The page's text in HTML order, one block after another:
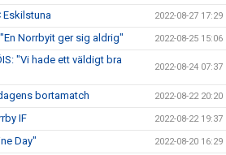
Eskilstuna 2022-08-27 17:29
Norrbyit ger sig aldrig" 2022-08-25 15:06
"Vi hade ett väldigt bra
2022-08-24 07:37
bortamatch 2022-08-22 20:20
IF 2022-08-22 19:37
Day" 2022-08-20 16:29